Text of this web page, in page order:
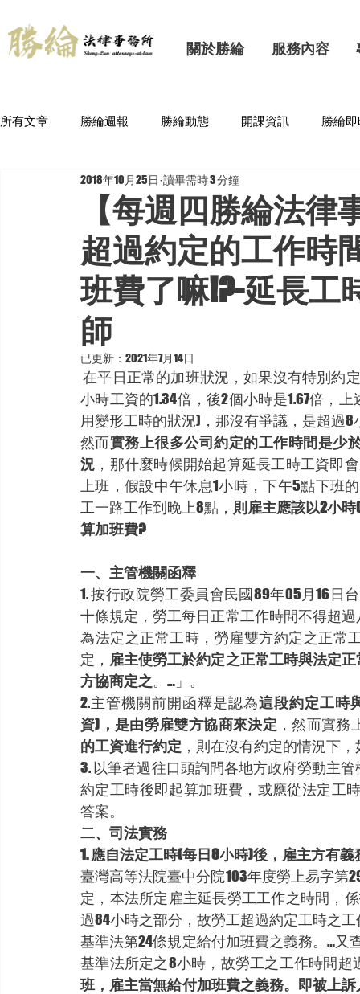
關於勝綸 服務內容
所有文章 勝綸週報 勝綸動態 開課資訊 勝綸
【每週四勝綸法
超過約定的工作時
班費了嘛!?-延長工
師
2018年10月25日 讀畢需時 3 分鐘
已更新： 2021年7月14日
在平日正常的加班狀況，如果沒有特別約定，則大部分的人都知道加班前2個小時加班費是每
小時工資的1.34倍，後2個小時是1.67倍，
用變形工時的狀況)，那沒有爭議，是超過
然而實務上很多公司約定的工作時間是少
況 ，那什麼時候開始起算延長工時工資即
上班，假設中午休息1小時，下午5點下班
工一路工作到晚上8點， 則雇主應該以2小
算加班費?
一、主管機關函釋
1. 按行政院勞工委員會民國89年05月16日
十條規定，勞工每日正常工作時間不得超
為法定之正常工時，勞雇雙方約定之正常
定， 雇主使勞工於約定之正常工時與法定
方協商定之。…」。
2.主管機關前開函釋是認為這段約定工時
資)，是由勞雇雙方協商來決定 ，然而實務
的工資進行約定 ，則在沒有約定的情況下
3. 以筆者過往口頭詢問各地方政府勞動主
約定工時後即起算加班費，或應從法定工
答案。
二、司法實務
1. 應自法定工時(每日8小時)後，雇主方有
臺灣高等法院臺中分院103年度勞上易字第
定，本法所定雇主延長勞工工作之時間，
過84小時之部分，故勞工超過約定工時之
基準法第24條規定給付加班費之義務。…又
基準法所定之8小時，故勞工之工作時間超
班，雇主當無給付加班費之義務。即被上